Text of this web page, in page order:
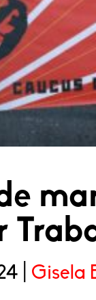
| Gisela